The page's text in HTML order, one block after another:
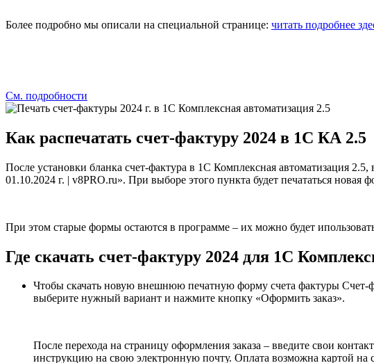
Более подробно мы описали на специальной странице: читать подробнее
См. подробности
Как распечатать счет-фактуру 2024 в 1C КА 2.5
После установки бланка счет-фактура в 1C Комплексная автоматизация
01.10.2024 г. | v8PRO.ru». При выборе этого пункта будет печататься новая
При этом старые формы остаются в программе – их можно будет
Где скачать счет-фактуру 2024 для 1С
Чтобы скачать новую внешнюю печатную форму счета фактуры Счет-
выберите нужный вариант и нажмите кнопку «Оформить заказ».
После перехода на страницу оформления заказа – введите свои
инструкцию на свою электронную почту. Оплата возможна картой на